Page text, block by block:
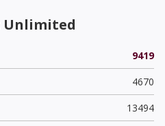
Unlimited
9419
4670
13494